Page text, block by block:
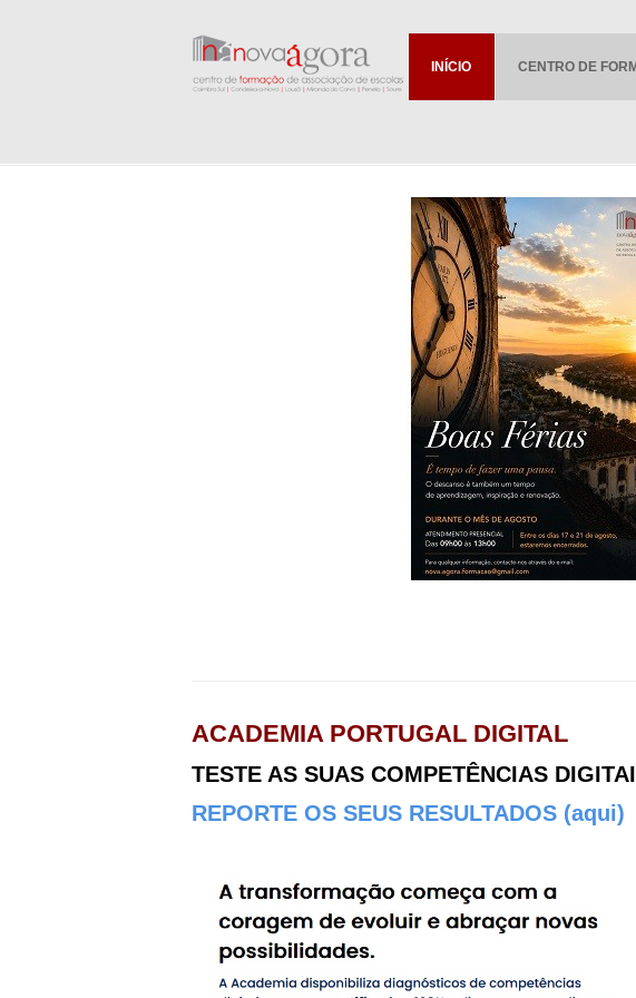
INÍCIO CENTRO DE
ACADEMIA PORTUGAL DIGITAL
TESTE AS SUAS COMPETÊNCIAS
REPORTE OS SEUS RESULTADOS (aqui)